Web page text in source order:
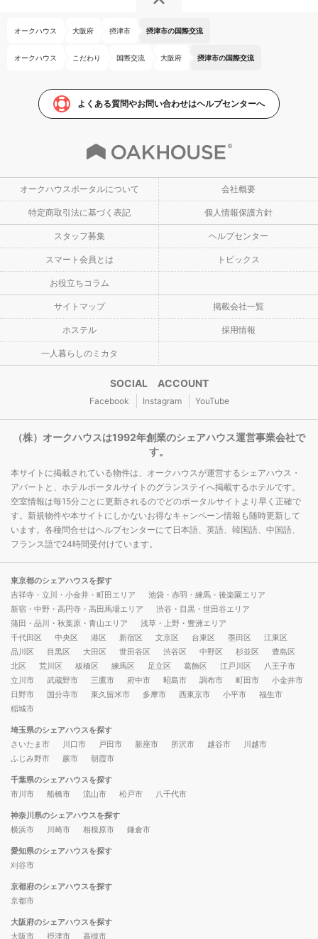
オークハウス 大阪府 摂津市 摂津市の国際交流
オークハウス こだわり 国際交流 大阪府 摂津市の国際交流
よくある質問やお問い合わせはヘルプセンターへ
オークハウスポータルについて 会社概要
特定商取引法に基づく表記 個人情報保護方針
スタッフ募集 ヘルプセンター
スマート会員とは トピックス
お役立ちコラム
サイトマップ 掲載会社一覧
ホステル 採用情報
一人暮らしのミカタ
SOCIAL ACCOUNT
Facebook Instagram YouTube
（株）オークハウスは1992年創業のシェアハウス運営事業会社で
す。
本サイトに掲載されている物件は、オークハウスが運営するシェアハウス・
アパートと、ホテルポータルサイトのグランステイへ掲載するホテルです。
空室情報は毎15分ごとに更新されるのでどのポータルサイトより早く正確で
す。新規物件や本サイトにしかないお得なキャンペーン情報も随時更新して
います。各種問合せはヘルプセンターにて日本語、英語、韓国語、中国語、
フランス語で24時間受付けています。
東京都のシェアハウスを探す
吉祥寺・立川・小金井・町田エリア
池袋・赤羽・練馬・後楽園エリア
新宿・中野・高円寺・高田馬場エリア
渋谷・目黒・世田谷エリア
蒲田・品川・秋葉原・青山エリア
浅草・上野・豊洲エリア
千代田区
中央区 港区 新宿区 文京区 台東区 墨田区
江東区
品川区
目黒区 大田区 世田谷区 渋谷区 中野区 杉並区
豊島区
北区
荒川区 板橋区 練馬区 足立区 葛飾区 江戸川区
八王子市
立川市
武蔵野市 三鷹市 府中市 昭島市 調布市 町田市
小金井市
日野市
国分寺市 東久留米市 多摩市 西東京市 小平市
福生市
稲城市
埼玉県のシェアハウスを探す
さいたま市
川口市 戸田市 新座市 所沢市 越谷市
川越市
ふじみ野市
蕨市 朝霞市
千葉県のシェアハウスを探す
市川市
船橋市 流山市 松戸市 八千代市
神奈川県のシェアハウスを探す
横浜市
川崎市 相模原市 鎌倉市
愛知県のシェアハウスを探す
刈谷市
京都府のシェアハウスを探す
京都市
大阪府のシェアハウスを探す
大阪市
摂津市 高槻市